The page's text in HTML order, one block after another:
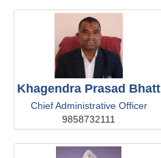
Khagendra Prasad Bhatt
Chief Administrative Officer
9858732111